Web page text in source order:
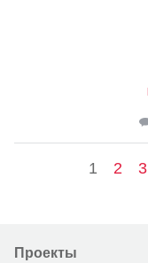
1 2 3
Проекты